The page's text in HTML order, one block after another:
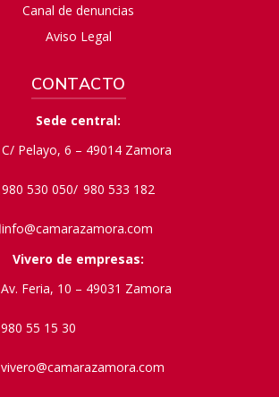
Canal de denuncias
Aviso Legal
CONTACTO
Sede central:
C/ Pelayo, 6 – 49014 Zamora
980 530 050/ 980 533 182
info@camarazamora.com
Vivero de empresas:
Av. Feria, 10 – 49031 Zamora
980 55 15 30
vivero@camarazamora.com